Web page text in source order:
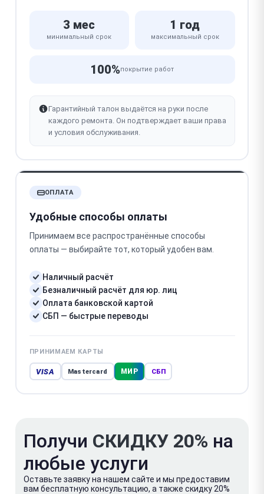
3 мес
минимальный срок
1 год
максимальный срок
100%покрытие работ
Гарантийный талон выдаётся на руки после
каждого ремонта. Он подтверждает ваши права
и условия обслуживания.
ОПЛАТА
Удобные способы оплаты
Принимаем все распространённые способы
оплаты — выбирайте тот, который удобен вам.
Наличный расчёт
Безналичный расчёт для юр. лиц
Оплата банковской картой
СБП — быстрые переводы
ПРИНИМАЕМ КАРТЫ
VISA Mastercard МИР СБП
Получи СКИДКУ 20% на
любые услуги
Оставьте заявку на нашем сайте и мы предоставим
вам бесплатную консультацию, а также скидку 20%